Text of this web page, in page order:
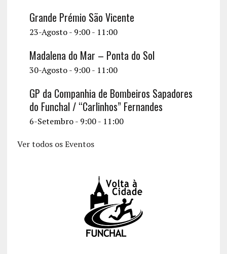
Grande Prémio São Vicente
23-Agosto - 9:00- 11:00
Madalena do Mar – Ponta do Sol
30-Agosto - 9:00- 11:00
GP da Companhia de Bombeiros Sapadores
do Funchal / “Carlinhos” Fernandes
6-Setembro - 9:00- 11:00
Ver todos os Eventos